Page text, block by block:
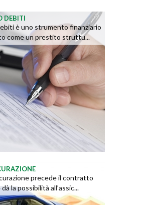
DEBITI
è uno strumento finanziario
come un prestito struttu...
precede il contratto
la possibilità all’assic...